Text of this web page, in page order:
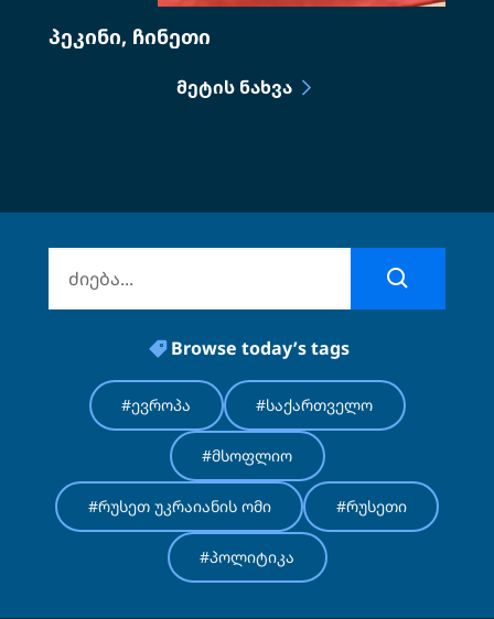
პეკინი, ჩინეთი
ᲛᲔᲢᲘᲡ ᲜᲐᲮᲕᲐ
Browse today’s tags
#ევროპა #საქართველო
#მსოფლიო
#რუსეთ უკრაიანის ომი #რუსეთი
#პოლიტიკა